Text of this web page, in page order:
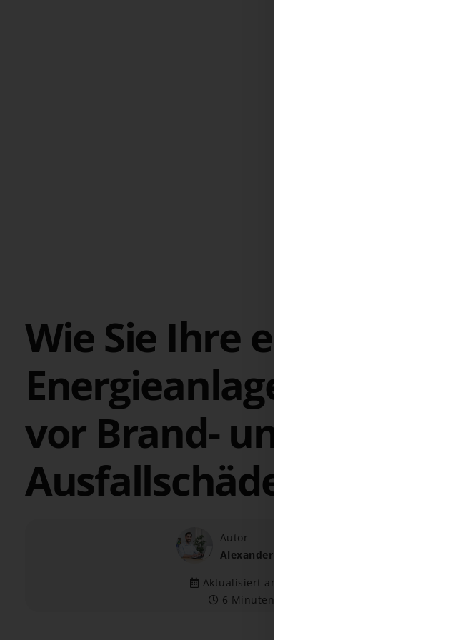
Wie Sie Ihre erneuerbare
Energieanlage wirksam
vor Brand- und
Ausfallschäden schützen
Autor
Alexander Barth
Aktualisiert am 26.02.2026
6 Minuten Lesezeit